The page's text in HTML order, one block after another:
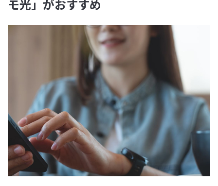
モ光」がおすすめ